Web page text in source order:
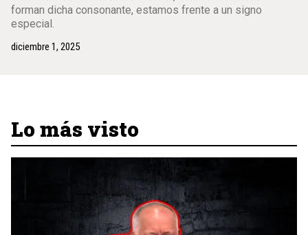
forman dicha consonante, estamos frente a un signo
especial.
diciembre 1, 2025
Lo más visto